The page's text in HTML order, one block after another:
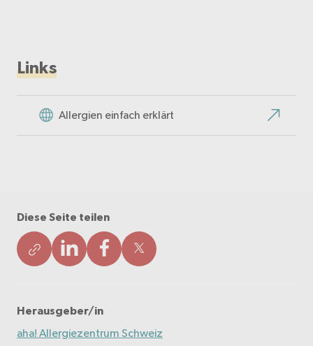
Links
Allergien einfach erklärt
Diese Seite teilen
Herausgeber/in
aha! Allergiezentrum Schweiz